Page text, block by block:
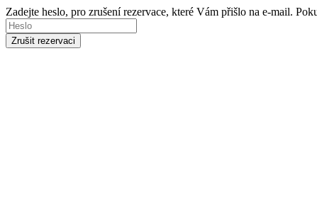
Zadejte heslo, pro zrušení rezervace, které Vám přišlo na e-mail.
Zrušit rezervaci